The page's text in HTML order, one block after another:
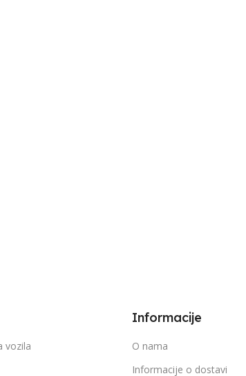
vozila
Informacije
O nama
Informacije o dostavi